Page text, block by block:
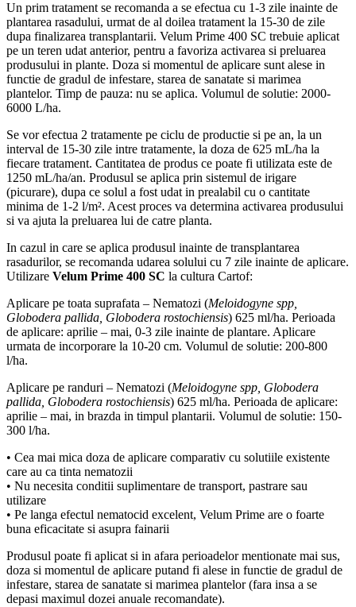
Un prim tratament se recomanda a se efectua cu 1-3 zile inainte de
plantarea rasadului, urmat de al doilea tratament la 15-30 de zile
dupa finalizarea transplantarii. Velum Prime 400 SC trebuie aplicat
pe un teren udat anterior, pentru a favoriza activarea si preluarea
produsului in plante. Doza si momentul de aplicare sunt alese in
functie de gradul de infestare, starea de sanatate si marimea
plantelor. Timp de pauza: nu se aplica. Volumul de solutie: 2000-
6000 L/ha.
Se vor efectua 2 tratamente pe ciclu de productie si pe an, la un
interval de 15-30 zile intre tratamente, la doza de 625 mL/ha la
fiecare tratament. Cantitatea de produs ce poate fi utilizata este de
1250 mL/ha/an. Produsul se aplica prin sistemul de irigare
(picurare), dupa ce solul a fost udat in prealabil cu o cantitate
minima de 1-2 l/m². Acest proces va determina activarea produsului
si va ajuta la preluarea lui de catre planta.
In cazul in care se aplica produsul inainte de transplantarea
rasadurilor, se recomanda udarea solului cu 7 zile inainte de aplicare.
Utilizare Velum Prime 400 SC la cultura Cartof:
Aplicare pe toata suprafata – Nematozi (Meloidogyne spp,
Globodera pallida, Globodera rostochiensis) 625 ml/ha. Perioada
de aplicare: aprilie – mai, 0-3 zile inainte de plantare. Aplicare
urmata de incorporare la 10-20 cm. Volumul de solutie: 200-800
l/ha.
Aplicare pe randuri – Nematozi (Meloidogyne spp, Globodera
pallida, Globodera rostochiensis) 625 ml/ha. Perioada de aplicare:
aprilie – mai, in brazda in timpul plantarii. Volumul de solutie: 150-
300 l/ha.
• Cea mai mica doza de aplicare comparativ cu solutiile existente
care au ca tinta nematozii
• Nu necesita conditii suplimentare de transport, pastrare sau
utilizare
• Pe langa efectul nematocid excelent, Velum Prime are o foarte
buna eficacitate si asupra fainarii
Produsul poate fi aplicat si in afara perioadelor mentionate mai sus,
doza si momentul de aplicare putand fi alese in functie de gradul de
infestare, starea de sanatate si marimea plantelor (fara insa a se
depasi maximul dozei anuale recomandate).